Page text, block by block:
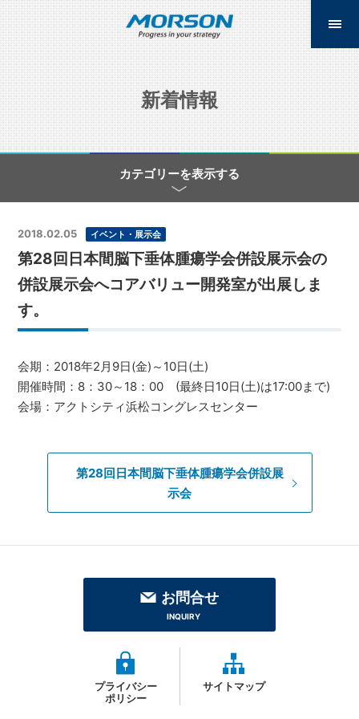
新着情報
カテゴリーを表示する
2018.02.05 イベント・展示会
第28回日本間脳下垂体腫瘍学会併設展示会の
併設展示会へコアバリュー開発室が出展しま
す。
会期：2018年2月9日(金)～10日(土)
開催時間：8：30～18：00 (最終日10日(土)は17:00まで)
会場：アクトシティ浜松コングレスセンター
第28回日本間脳下垂体腫瘍学会併設展
示会
お問合せ
INQUIRY
プライバシー
ポリシー
サイトマップ